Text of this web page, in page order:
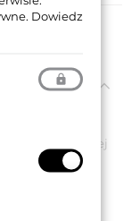
o maksymalnej
Dowiedz